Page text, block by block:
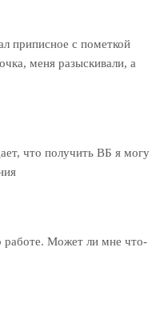
приписное с пометкой
меня разыскивали, а
что получить ВБ я могу
работе. Может ли мне что-